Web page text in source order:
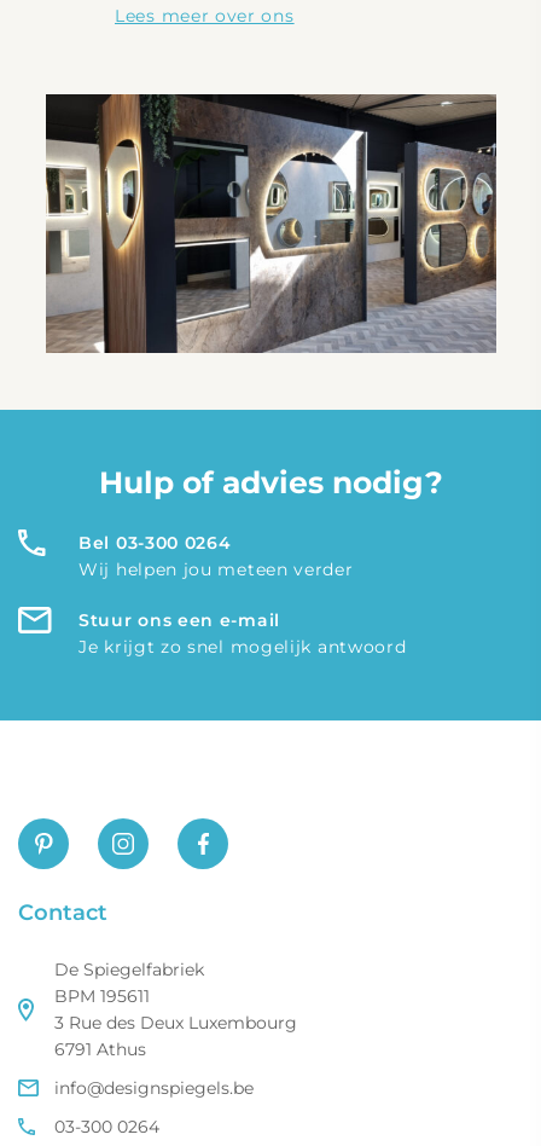
Lees meer over ons
Hulp of advies nodig?
Bel 03-300 0264
Wij helpen jou meteen verder
Stuur ons een e-mail
Je krijgt zo snel mogelijk antwoord
Contact
De Spiegelfabriek
BPM 195611
3 Rue des Deux Luxembourg
6791 Athus
info@designspiegels.be
03-300 0264